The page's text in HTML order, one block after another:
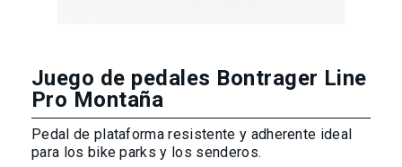
Juego de pedales Bontrager Line
Pro Montaña
Pedal de plataforma resistente y adherente ideal
para los bike parks y los senderos.